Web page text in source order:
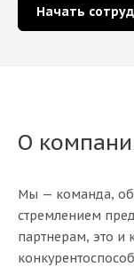
Начать
О
Мы — команда,
стремлением
партнерам, это и